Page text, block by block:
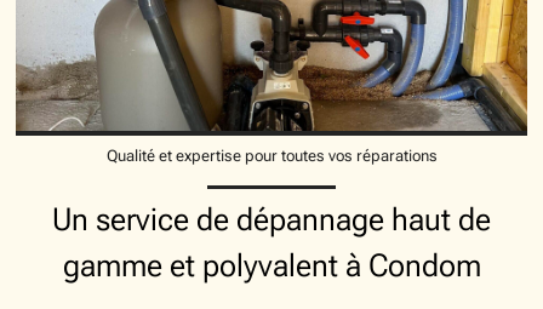
Qualité et expertise pour toutes vos réparations
Un service de dépannage haut de
gamme et polyvalent à Condom